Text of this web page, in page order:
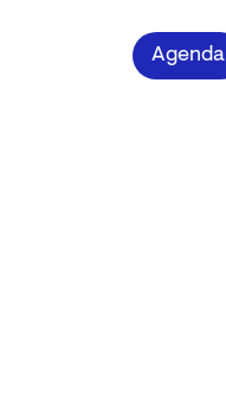
impriméeAgenda